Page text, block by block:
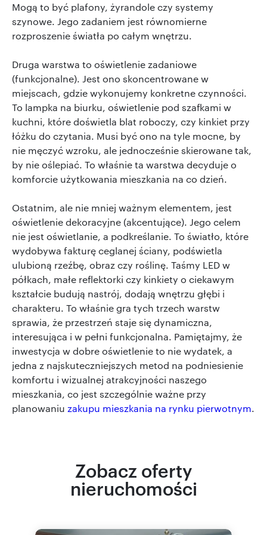
Mogą to być plafony, żyrandole czy systemy
szynowe. Jego zadaniem jest równomierne
rozproszenie światła po całym wnętrzu.
Druga warstwa to oświetlenie zadaniowe
(funkcjonalne). Jest ono skoncentrowane w
miejscach, gdzie wykonujemy konkretne czynności.
To lampka na biurku, oświetlenie pod szafkami w
kuchni, które doświetla blat roboczy, czy kinkiet przy
łóżku do czytania. Musi być ono na tyle mocne, by
nie męczyć wzroku, ale jednocześnie skierowane tak,
by nie oślepiać. To właśnie ta warstwa decyduje o
komforcie użytkowania mieszkania na co dzień.
Ostatnim, ale nie mniej ważnym elementem, jest
oświetlenie dekoracyjne (akcentujące). Jego celem
nie jest oświetlanie, a podkreślanie. To światło, które
wydobywa fakturę ceglanej ściany, podświetla
ulubioną rzeźbę, obraz czy roślinę. Taśmy LED w
półkach, małe reflektorki czy kinkiety o ciekawym
kształcie budują nastrój, dodają wnętrzu głębi i
charakteru. To właśnie gra tych trzech warstw
sprawia, że przestrzeń staje się dynamiczna,
interesująca i w pełni funkcjonalna. Pamiętajmy, że
inwestycja w dobre oświetlenie to nie wydatek, a
jedna z najskuteczniejszych metod na podniesienie
komfortu i wizualnej atrakcyjności naszego
mieszkania, co jest szczególnie ważne przy
planowaniu zakupu mieszkania na rynku pierwotnym.
Zobacz oferty
nieruchomości